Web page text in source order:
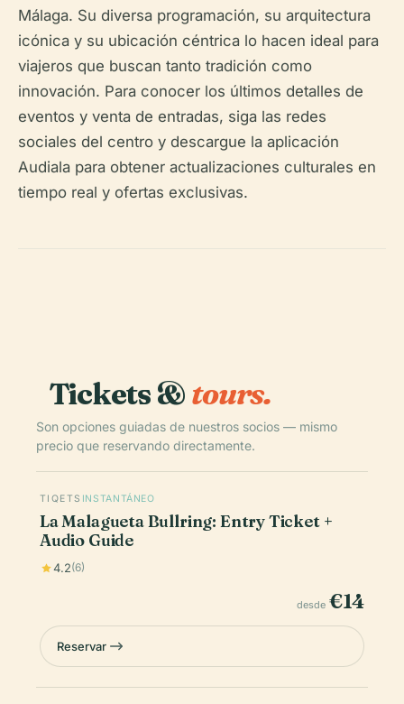
Málaga. Su diversa programación, su arquitectura
icónica y su ubicación céntrica lo hacen ideal para
viajeros que buscan tanto tradición como
innovación. Para conocer los últimos detalles de
eventos y venta de entradas, siga las redes
sociales del centro y descargue la aplicación
Audiala para obtener actualizaciones culturales en
tiempo real y ofertas exclusivas.
Tickets &tours.
Son opciones guiadas de nuestros socios — mismo
precio que reservando directamente.
TIQETS INSTANTÁNEO
La Malagueta Bullring: Entry Ticket +
Audio Guide
4.2(6)
desde €14
Reservar